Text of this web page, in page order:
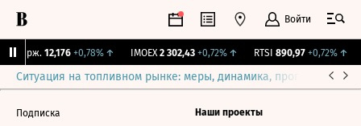
Войти
Бирж. 12,176 +0,78%↑ IMOEX 2 302,43 +0,72%↑ RTSI 890,97 +0,72%↑
Ситуация на топливном рынке: меры, динамика, прогнозы
Подписка Наши проекты